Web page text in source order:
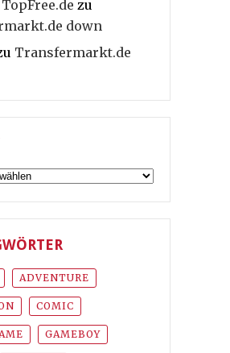
zu
down
Transfermarkt.de
ADVENTURE
COMIC
GAMEBOY